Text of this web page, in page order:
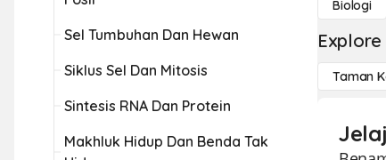
Sel Tumbuhan Dan Hewan
Siklus Sel Dan Mitosis
Sintesis RNA Dan Protein
Makhluk Hidup Dan Benda Tak
Biologi
Taman